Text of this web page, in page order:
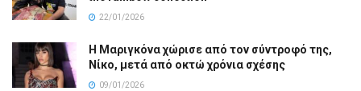
22/01/2026
Η Μαριγκόνα χώρισε από τον σύντροφό της,
Νίκο, μετά από οκτώ χρόνια σχέσης
09/01/2026